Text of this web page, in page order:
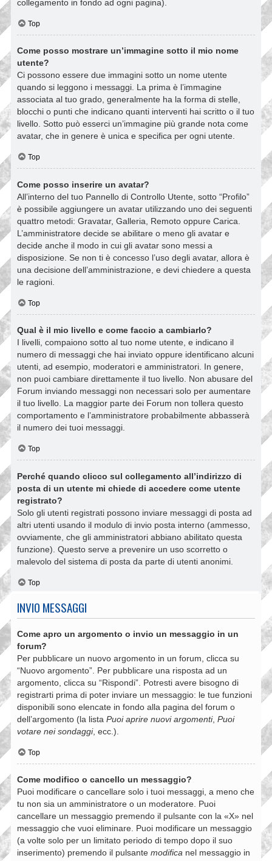
collegamento in fondo ad ogni pagina).
Top
Come posso mostrare un’immagine sotto il mio nome
utente?
Ci possono essere due immagini sotto un nome utente
quando si leggono i messaggi. La prima è l’immagine
associata al tuo grado, generalmente ha la forma di stelle,
blocchi o punti che indicano quanti interventi hai scritto o il tuo
livello. Sotto può esserci un’immagine più grande nota come
avatar, che in genere è unica e specifica per ogni utente.
Top
Come posso inserire un avatar?
All’interno del tuo Pannello di Controllo Utente, sotto “Profilo”
è possibile aggiungere un avatar utilizzando uno dei seguenti
quattro metodi: Gravatar, Galleria, Remoto oppure Carica.
L’amministratore decide se abilitare o meno gli avatar e
decide anche il modo in cui gli avatar sono messi a
disposizione. Se non ti è concesso l’uso degli avatar, allora è
una decisione dell’amministrazione, e devi chiedere a questa
le ragioni.
Top
Qual è il mio livello e come faccio a cambiarlo?
I livelli, compaiono sotto al tuo nome utente, e indicano il
numero di messaggi che hai inviato oppure identificano alcuni
utenti, ad esempio, moderatori e amministratori. In genere,
non puoi cambiare direttamente il tuo livello. Non abusare del
Forum inviando messaggi non necessari solo per aumentare
il tuo livello. La maggior parte dei Forum non tollera questo
comportamento e l’amministratore probabilmente abbasserà
il numero dei tuoi messaggi.
Top
Perché quando clicco sul collegamento all’indirizzo di
posta di un utente mi chiede di accedere come utente
registrato?
Solo gli utenti registrati possono inviare messaggi di posta ad
altri utenti usando il modulo di invio posta interno (ammesso,
ovviamente, che gli amministratori abbiano abilitato questa
funzione). Questo serve a prevenire un uso scorretto o
malevolo del sistema di posta da parte di utenti anonimi.
Top
INVIO MESSAGGI
Come apro un argomento o invio un messaggio in un
forum?
Per pubblicare un nuovo argomento in un forum, clicca su
“Nuovo argomento”. Per pubblicare una risposta ad un
argomento, clicca su “Rispondi”. Potresti avere bisogno di
registrarti prima di poter inviare un messaggio: le tue funzioni
disponibili sono elencate in fondo alla pagina del forum o
dell’argomento (la lista Puoi aprire nuovi argomenti, Puoi
votare nei sondaggi, ecc.).
Top
Come modifico o cancello un messaggio?
Puoi modificare o cancellare solo i tuoi messaggi, a meno che
tu non sia un amministratore o un moderatore. Puoi
cancellare un messaggio premendo il pulsante con la «X» nel
messaggio che vuoi eliminare. Puoi modificare un messaggio
(a volte solo per un limitato periodo di tempo dopo il suo
inserimento) premendo il pulsante modifica nel messaggio in